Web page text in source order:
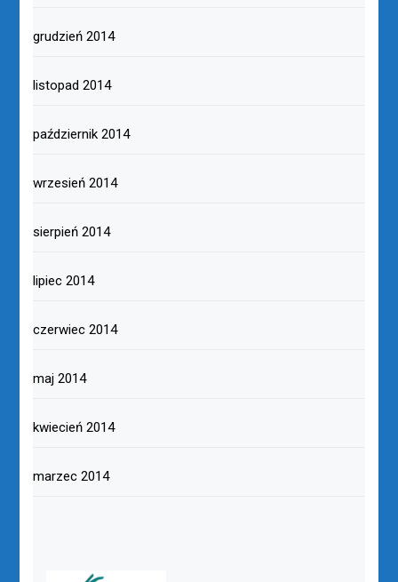
grudzień 2014
listopad 2014
październik 2014
wrzesień 2014
sierpień 2014
lipiec 2014
czerwiec 2014
maj 2014
kwiecień 2014
marzec 2014